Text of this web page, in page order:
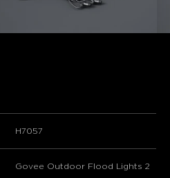
H7057
Govee Outdoor Flood Lights 2